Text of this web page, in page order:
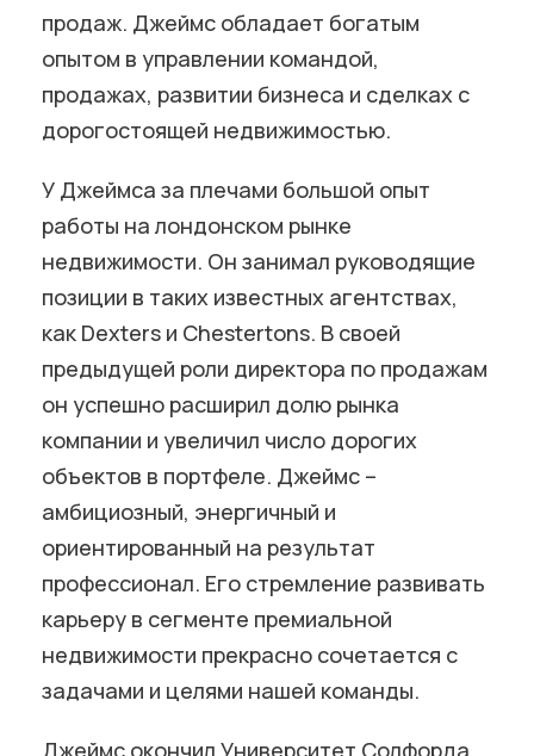
продаж. Джеймс обладает богатым
опытом в управлении командой,
продажах, развитии бизнеса и сделках с
дорогостоящей недвижимостью.
У Джеймса за плечами большой опыт
работы на лондонском рынке
недвижимости. Он занимал руководящие
позиции в таких известных агентствах,
как Dexters и Chestertons. В своей
предыдущей роли директора по продажам
он успешно расширил долю рынка
компании и увеличил число дорогих
объектов в портфеле. Джеймс –
амбициозный, энергичный и
ориентированный на результат
профессионал. Его стремление развивать
карьеру в сегменте премиальной
недвижимости прекрасно сочетается с
задачами и целями нашей команды.
Джеймс окончил Университет Солфорда